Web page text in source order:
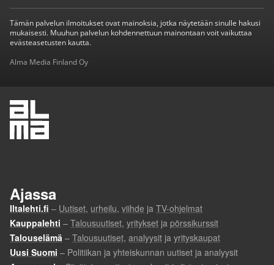
Tämän palvelun ilmoitukset ovat mainoksia, jotka näytetään sinulle hakusi
mukaisesti. Muuhun palvelun kohdennettuun mainontaan voit vaikuttaa
evästeasetusten kautta.
Alma Media Finland Oy